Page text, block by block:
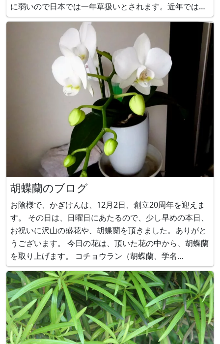
に弱いので日本では一年草扱いとされます。近年では、
高温多湿に強い園芸品種の多年草タイプ（Lobularia
hybrida）のものもあります。 別名で、単に、アリッサ
胡蝶蘭のブログ
お陰様で、かぎけんは、12月2日、創立20周年を迎えま
す。 その日は、日曜日にあたるので、少し早めの本日、
お祝いに沢山の盛花や、胡蝶蘭を頂きました。ありがと
うございます。 今日の花は、頂いた花の中から、胡蝶蘭
を取り上げます。 コチョウラン（胡蝶蘭、学名
Phalaenopsis aphrodite）は、台湾、フィリピン原産
で、ラン科ファレノプシス属の非耐寒性多年草です。葉
腋から出た花茎は弓形に伸張